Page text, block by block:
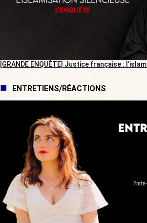
[GRANDE ENQUÊTE] Justice française :
ENTRETIENS/RÉACTIONS